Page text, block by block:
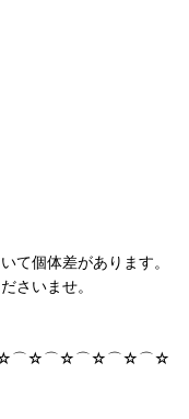
て個体差があります。
さいませ。